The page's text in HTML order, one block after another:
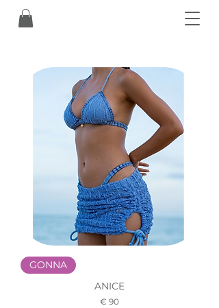
GONNA
ANICE
Prezzo
€ 90